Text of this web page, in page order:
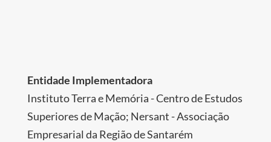
Entidade Implementadora
Instituto Terra e Memória - Centro de Estudos
Superiores de Mação; Nersant - Associação
Empresarial da Região de Santarém